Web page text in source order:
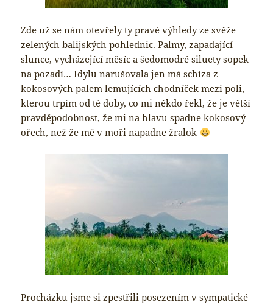
Zde už se nám otevřely ty pravé výhledy ze svěže
zelených balijských pohlednic. Palmy, zapadající
slunce, vycházející měsíc a šedomodré siluety sopek
na pozadí… Idylu narušovala jen má schíza z
kokosových palem lemujících chodníček mezi poli,
kterou trpím od té doby, co mi někdo řekl, že je větší
pravděpodobnost, že mi na hlavu spadne kokosový
ořech, než že mě v moři napadne žralok
Procházku jsme si zpestřili posezením v sympatické